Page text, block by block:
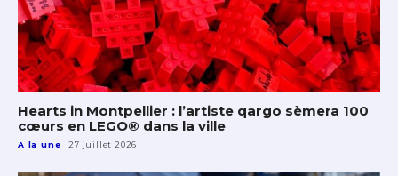
Hearts in Montpellier : l’artiste qargo sèmera 100
cœurs en LEGO® dans la ville
A la une 27 juillet 2026